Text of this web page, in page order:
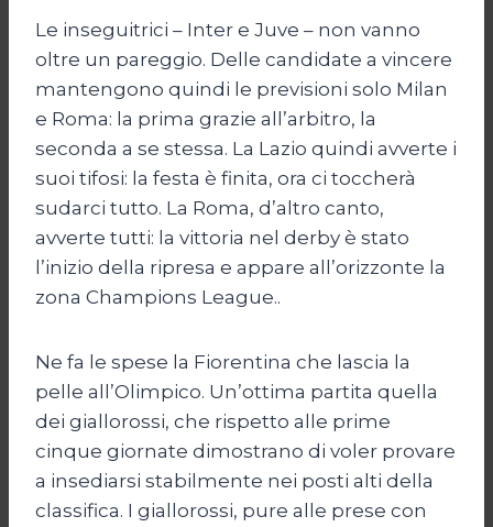
Le inseguitrici – Inter e Juve – non vanno
oltre un pareggio. Delle candidate a vincere
mantengono quindi le previsioni solo Milan
e Roma: la prima grazie all’arbitro, la
seconda a se stessa. La Lazio quindi avverte i
suoi tifosi: la festa è finita, ora ci toccherà
sudarci tutto. La Roma, d’altro canto,
avverte tutti: la vittoria nel derby è stato
l’inizio della ripresa e appare all’orizzonte la
zona Champions League..
Ne fa le spese la Fiorentina che lascia la
pelle all’Olimpico. Un’ottima partita quella
dei giallorossi, che rispetto alle prime
cinque giornate dimostrano di voler provare
a insediarsi stabilmente nei posti alti della
classifica. I giallorossi, pure alle prese con